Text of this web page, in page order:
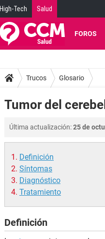
High-Tech Salud
FOROS
Trucos Glosario
Tumor del
Última actualización:25 de
Definición
Síntomas
Diagnóstico
Tratamiento
Definición